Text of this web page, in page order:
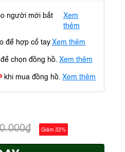
người mới bắt
Xem
thêm
để hợp cổ tay Xem thêm
để chọn đồng hồ. Xem thêm
khi mua đồng hồ. Xem thêm
Giảm 32%